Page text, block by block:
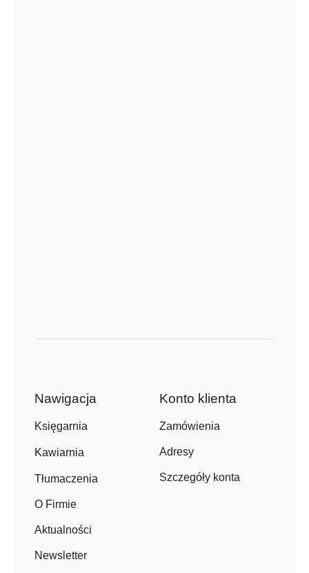
Nawigacja
Księgarnia
Kawiarnia
Tłumaczenia
O Firmie
Aktualności
Newsletter
Konto klienta
Zamówienia
Adresy
Szczegóły konta